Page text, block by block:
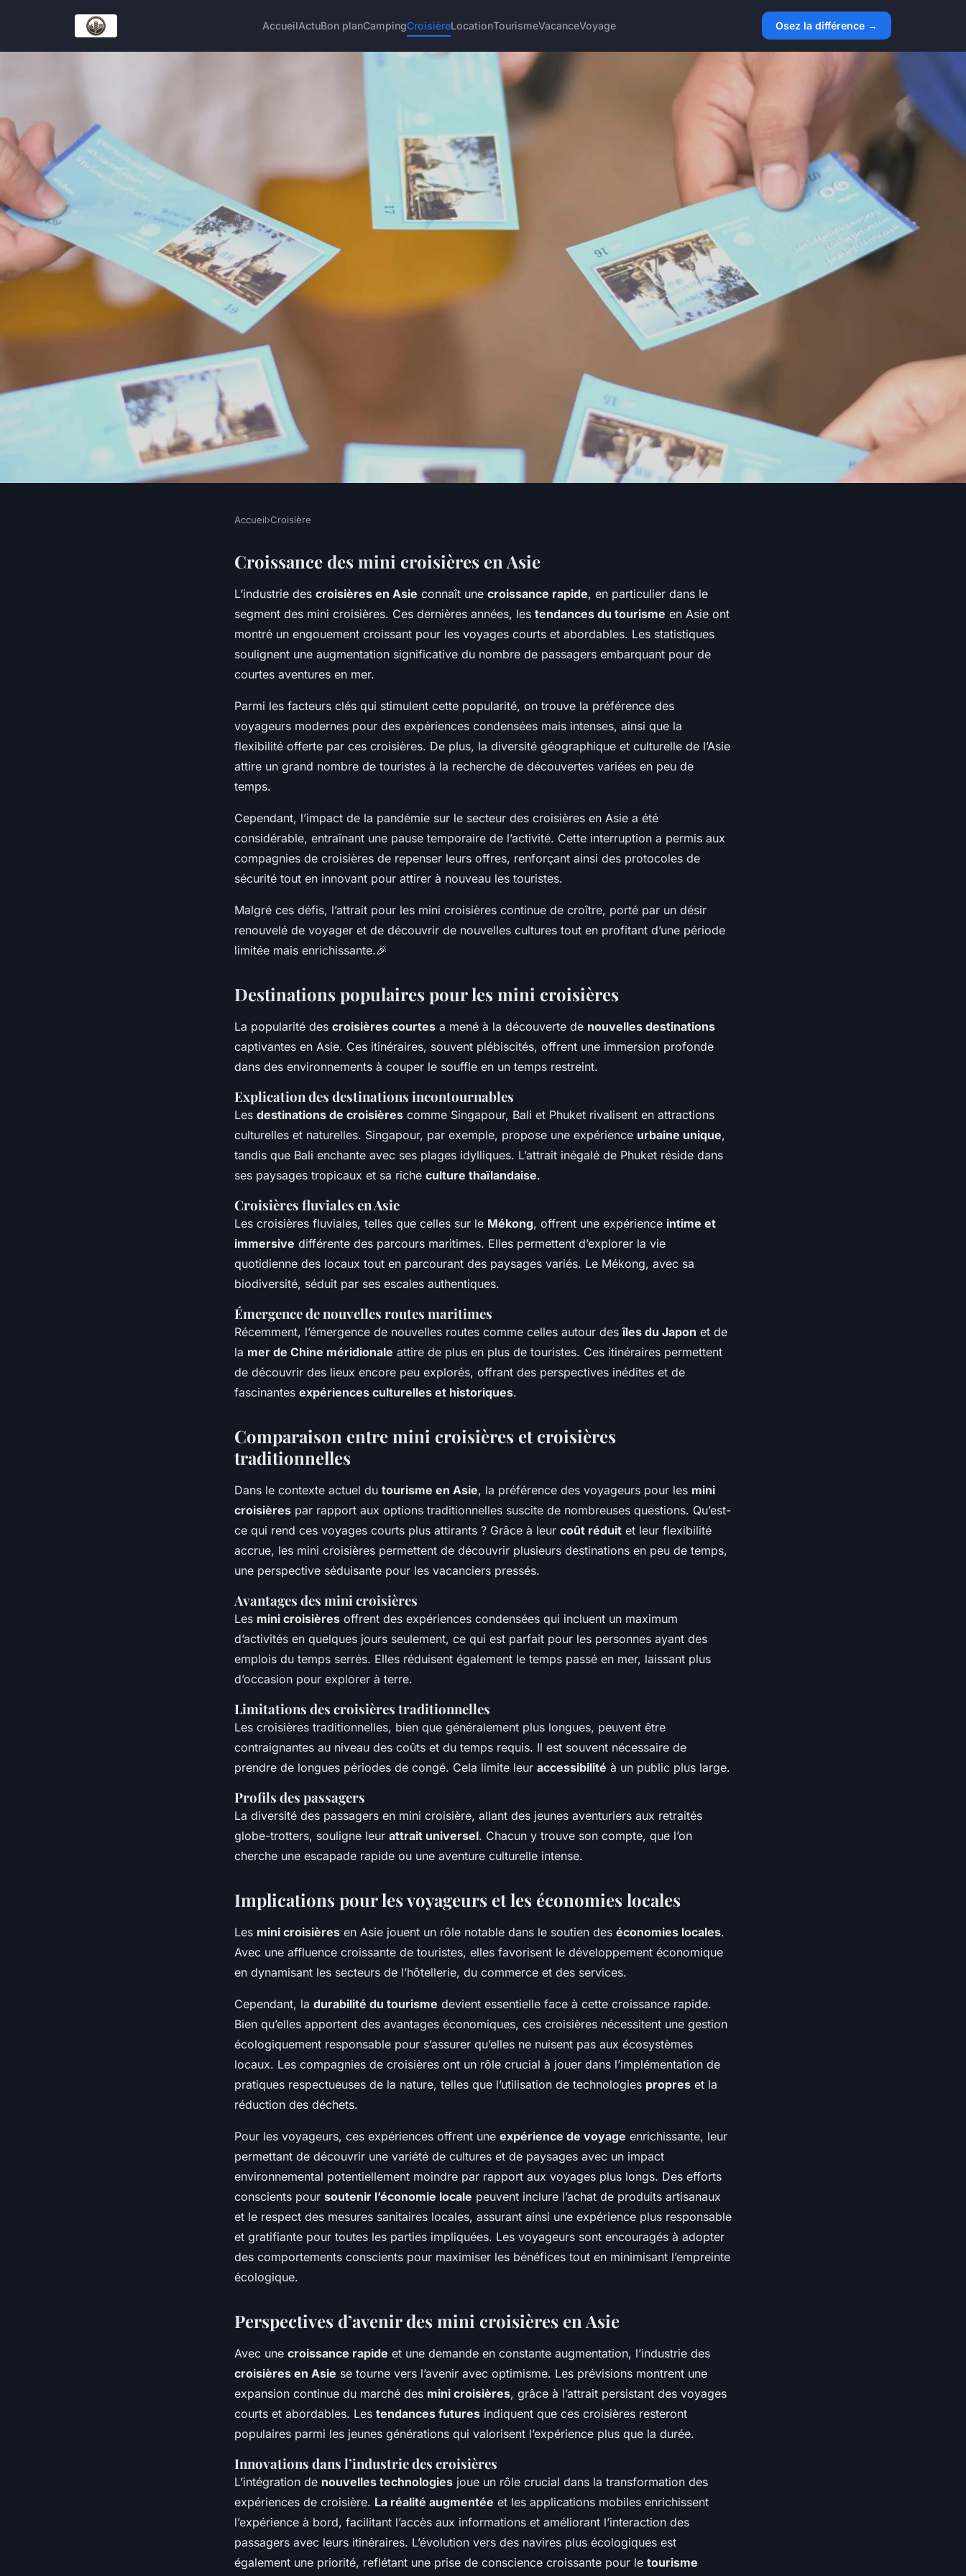
AccueilActuBon planCampingCroisièreLocationTourismeVacanceVoyage Osez la différence →
L'essor spectaculaire des mini
croisières en Asie : Une nouvelle ère du
Accueil›Croisière
Croissance des mini croisières en Asie
L’industrie des croisières en Asie connaît une croissance rapide, en particulier dans le
segment des mini croisières. Ces dernières années, les tendances du tourisme en Asie ont
montré un engouement croissant pour les voyages courts et abordables. Les statistiques
soulignent une augmentation significative du nombre de passagers embarquant pour de
courtes aventures en mer.
Parmi les facteurs clés qui stimulent cette popularité, on trouve la préférence des
voyageurs modernes pour des expériences condensées mais intenses, ainsi que la
flexibilité offerte par ces croisières. De plus, la diversité géographique et culturelle de l’Asie
attire un grand nombre de touristes à la recherche de découvertes variées en peu de
temps.
Cependant, l’impact de la pandémie sur le secteur des croisières en Asie a été
considérable, entraînant une pause temporaire de l’activité. Cette interruption a permis aux
compagnies de croisières de repenser leurs offres, renforçant ainsi des protocoles de
sécurité tout en innovant pour attirer à nouveau les touristes.
Malgré ces défis, l’attrait pour les mini croisières continue de croître, porté par un désir
renouvelé de voyager et de découvrir de nouvelles cultures tout en profitant d’une période
limitée mais enrichissante.🎉
Destinations populaires pour les mini croisières
La popularité des croisières courtes a mené à la découverte de nouvelles destinations
captivantes en Asie. Ces itinéraires, souvent plébiscités, offrent une immersion profonde
dans des environnements à couper le souffle en un temps restreint.
Explication des destinations incontournables
Les destinations de croisières comme Singapour, Bali et Phuket rivalisent en attractions
culturelles et naturelles. Singapour, par exemple, propose une expérience urbaine unique,
tandis que Bali enchante avec ses plages idylliques. L’attrait inégalé de Phuket réside dans
ses paysages tropicaux et sa riche culture thaïlandaise.
Croisières fluviales en Asie
Les croisières fluviales, telles que celles sur le Mékong, offrent une expérience intime et
immersive différente des parcours maritimes. Elles permettent d’explorer la vie
quotidienne des locaux tout en parcourant des paysages variés. Le Mékong, avec sa
biodiversité, séduit par ses escales authentiques.
Émergence de nouvelles routes maritimes
Récemment, l’émergence de nouvelles routes comme celles autour desîles du Japon et de
la mer de Chine méridionale attire de plus en plus de touristes. Ces itinéraires permettent
de découvrir des lieux encore peu explorés, offrant des perspectives inédites et de
fascinantes expériences culturelles et historiques.
Comparaison entre mini croisières et croisières
traditionnelles
Dans le contexte actuel du tourisme en Asie, la préférence des voyageurs pour les mini
croisières par rapport aux options traditionnelles suscite de nombreuses questions. Qu’est-
ce qui rend ces voyages courts plus attirants ? Grâce à leur coût réduit et leur flexibilité
accrue, les mini croisières permettent de découvrir plusieurs destinations en peu de temps,
une perspective séduisante pour les vacanciers pressés.
Avantages des mini croisières
Les mini croisières offrent des expériences condensées qui incluent un maximum
d’activités en quelques jours seulement, ce qui est parfait pour les personnes ayant des
emplois du temps serrés. Elles réduisent également le temps passé en mer, laissant plus
d’occasion pour explorer à terre.
Limitations des croisières traditionnelles
Les croisières traditionnelles, bien que généralement plus longues, peuvent être
contraignantes au niveau des coûts et du temps requis. Il est souvent nécessaire de
prendre de longues périodes de congé. Cela limite leur accessibilité à un public plus large.
Profils des passagers
La diversité des passagers en mini croisière, allant des jeunes aventuriers aux retraités
globe-trotters, souligne leur attrait universel. Chacun y trouve son compte, que l’on
cherche une escapade rapide ou une aventure culturelle intense.
Implications pour les voyageurs et les économies locales
Les mini croisières en Asie jouent un rôle notable dans le soutien des économies locales.
Avec une affluence croissante de touristes, elles favorisent le développement économique
en dynamisant les secteurs de l’hôtellerie, du commerce et des services.
Cependant, la durabilité du tourisme devient essentielle face à cette croissance rapide.
Bien qu’elles apportent des avantages économiques, ces croisières nécessitent une gestion
écologiquement responsable pour s’assurer qu’elles ne nuisent pas aux écosystèmes
locaux. Les compagnies de croisières ont un rôle crucial à jouer dans l’implémentation de
pratiques respectueuses de la nature, telles que l’utilisation de technologies propres et la
réduction des déchets.
Pour les voyageurs, ces expériences offrent une expérience de voyage enrichissante, leur
permettant de découvrir une variété de cultures et de paysages avec un impact
environnemental potentiellement moindre par rapport aux voyages plus longs. Des efforts
conscients pour soutenir l’économie locale peuvent inclure l’achat de produits artisanaux
et le respect des mesures sanitaires locales, assurant ainsi une expérience plus responsable
et gratifiante pour toutes les parties impliquées. Les voyageurs sont encouragés à adopter
des comportements conscients pour maximiser les bénéfices tout en minimisant l’empreinte
écologique.
Perspectives d’avenir des mini croisières en Asie
Avec une croissance rapide et une demande en constante augmentation, l’industrie des
croisières en Asie se tourne vers l’avenir avec optimisme. Les prévisions montrent une
expansion continue du marché des mini croisières, grâce à l’attrait persistant des voyages
courts et abordables. Les tendances futures indiquent que ces croisières resteront
populaires parmi les jeunes générations qui valorisent l’expérience plus que la durée.
Innovations dans l’industrie des croisières
L’intégration de nouvelles technologies joue un rôle crucial dans la transformation des
expériences de croisière. La réalité augmentée et les applications mobiles enrichissent
l’expérience à bord, facilitant l’accès aux informations et améliorant l’interaction des
passagers avec leurs itinéraires. L’évolution vers des navires plus écologiques est
également une priorité, reflétant une prise de conscience croissante pour le tourisme